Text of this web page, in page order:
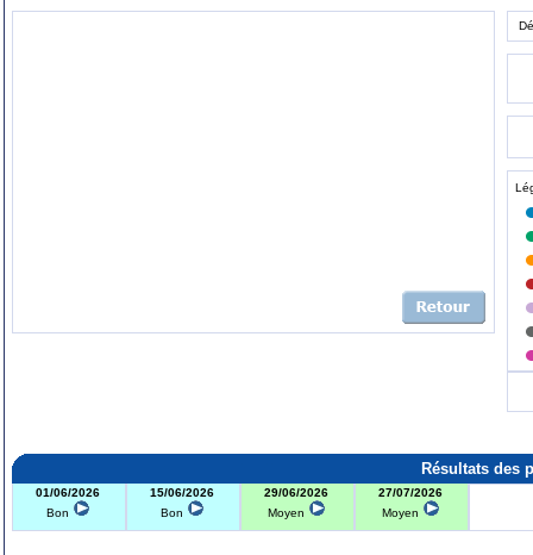
Résultats des
01/06/2026
Bon
15/06/2026
Bon
29/06/2026
Moyen
27/07/2026
Moyen